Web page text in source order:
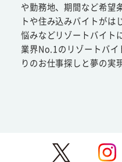
や勤務地、期間など希望
トや住み込みバイトがは
悩みなどリゾートバイト
業界No.1のリゾートバイ
りのお仕事探しと夢の実